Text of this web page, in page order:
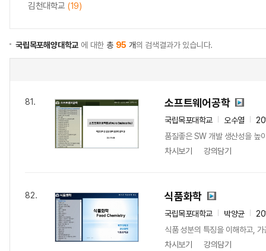
김천대학교 (19)
국립목포해양대학교 에 대한 총 95 개의 검색결과가 있습니다.
81. 소프트웨어공학
국립목포대학교 오수열
품질좋은 SW 개발 생산성을 높
차시보기
강의담기
82. 식품화학
국립목포대학교 박양균
식품 성분의 특징을 이해하고,
차시보기
강의담기